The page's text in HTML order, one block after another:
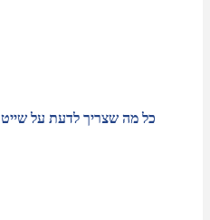
כל מה שצריך לדעת על שייט